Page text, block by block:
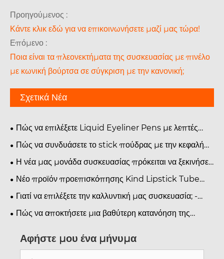
Προηγούμενος :
Κάντε κλικ εδώ για να επικοινωνήσετε μαζί μας τώρα!
Επόμενο :
Ποια είναι τα πλεονεκτήματα της συσκευασίας με πινέλο
με κωνική βούρτσα σε σύγκριση με την κανονική;
Σχετικά Νέα
Πώς να επιλέξετε Liquid Eyeliner Pens με λεπτές
συμβουλές βούρτσας;
Πώς να συνδυάσετε το stick πούδρας με την κεφαλή
του πινέλου για μέγιστη απόδοση;
Η νέα μας μονάδα συσκευασίας πρόκειται να ξεκινήσει
τη λειτουργία της.
Νέο προϊόν προεπισκόπησης Kind Lipstick Tube
with Brush-Tip Powder Stick Packaging
Γιατί να επιλέξετε την καλλυντική μας συσκευασία; -
One
Πώς να αποκτήσετε μια βαθύτερη κατανόηση της
Αφήστε μου ένα μήνυμα